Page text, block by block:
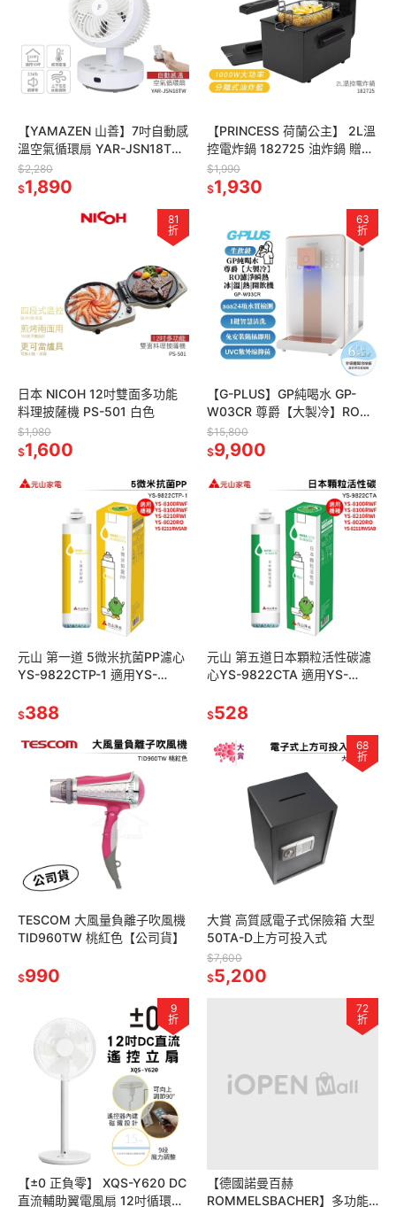
【YAMAZEN 山善】7吋自動感
溫空氣循環扇 YAR-JSN18TW
/ YARJSN18TW 循環扇 電扇
$2,280
$1,890
【PRINCESS 荷蘭公主】 2L溫
控電炸鍋 182725 油炸鍋 贈極
簡電子計時器
$1,990
$1,930
81
折
日本 NICOH 12吋雙面多功能
料理披薩機 PS-501 白色
$1,980
$1,600
63
折
【G-PLUS】GP純喝水 GP-
W03CR 尊爵【大製冷】RO濾
淨瞬熱冰溫熱開飲機 GPLUS
$15,800
$9,900
元山 第一道 5微米抗菌PP濾心
YS-9822CTP-1 適用YS-
8020
$388
元山 第五道日本顆粒活性碳濾
心YS-9822CTA 適用YS-
8103RWT
$528
TESCOM 大風量負離子吹風機
TID960TW 桃紅色【公司貨】
$990
68
折
大賞 高質感電子式保險箱 大型
50TA-D上方可投入式
$7,600
$5,200
9
折
【±0 正負零】 XQS-Y620 DC
直流輔助翼電風扇 12吋循環扇
72
折
【德國諾曼百赫
ROMMELSBACHER】多功能